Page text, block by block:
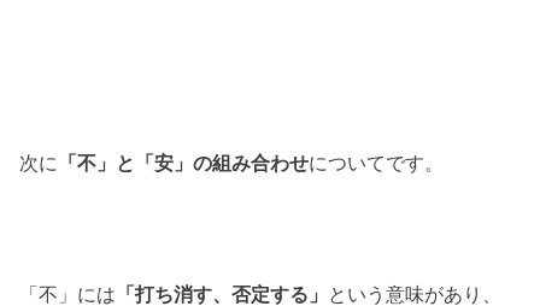
次に 「不」と「安」の組み合わせについてです。
「不」には 「打ち消す、否定する」 という意味があり、